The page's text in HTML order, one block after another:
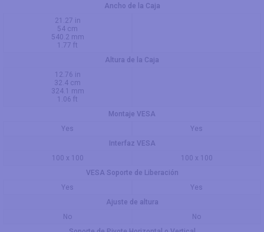
Ancho de la Caja
21.27 in
54 cm
540.2 mm
1.77 ft
Altura de la Caja
12.76 in
32.4 cm
324.1 mm
1.06 ft
Montaje VESA
Yes
Yes
Interfaz VESA
100 x 100
100 x 100
VESA Soporte de Liberación
Yes
Yes
Ajuste de altura
No
No